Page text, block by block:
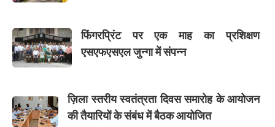
फिंगरप्रिंट पर एक माह का प्रशिक्षण
एसएफएसएल जुन्गा में संपन्न
ज़िला स्तरीय स्वतंत्रता दिवस समारोह के आयोजन
की तैयारियों के संबंध में बैठक आयोजित